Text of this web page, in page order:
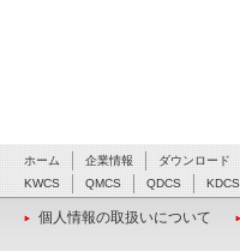
ホーム 企業情報 ダウンロード
KWCS
QMCS QDCS KDCS
個人情報の取扱いについて